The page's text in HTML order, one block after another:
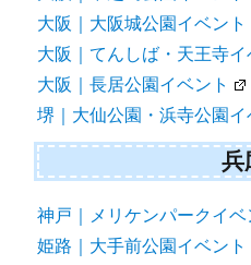
大阪｜大阪城公園イベント
大阪｜てんしば・天王寺イ
大阪｜長居公園イベント
堺｜大仙公園・浜寺公園イ
兵
神戸｜メリケンパークイベ
姫路｜大手前公園イベント